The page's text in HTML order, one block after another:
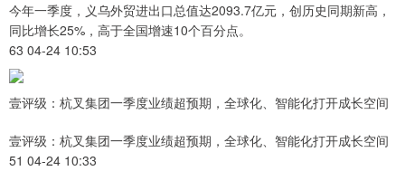
今年一季度，义乌外贸进出口总值达2093.7亿元，创历史同期新高，
同比增长25%，高于全国增速10个百分点。
63 04-24 10:53
壹评级：杭叉集团一季度业绩超预期，全球化、智能化打开成长空间
壹评级：杭叉集团一季度业绩超预期，全球化、智能化打开成长空间
51 04-24 10:33